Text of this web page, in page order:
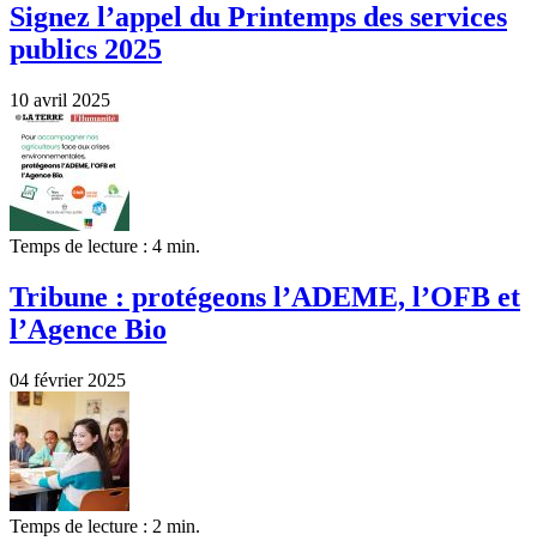
Signez l’appel du Printemps des services
publics 2025
10 avril 2025
Temps de lecture : 4 min.
Tribune : protégeons l’ADEME, l’OFB et
l’Agence Bio
04 février 2025
Temps de lecture : 2 min.